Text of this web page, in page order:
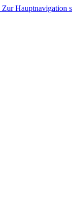
Zur Hauptnavigation